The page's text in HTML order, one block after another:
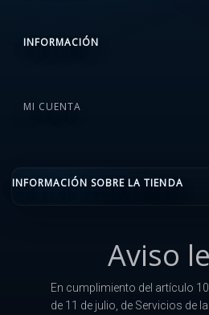
INFORMACIÓN
MI CUENTA
INFORMACIÓN SOBRE LA TIENDA
Aviso
En cumplimiento del artículo 10
de 11 de julio, de Servicios de